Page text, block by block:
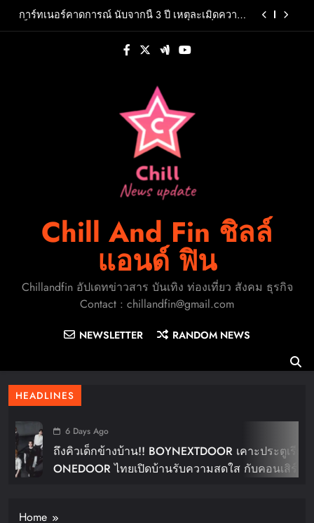
การ์ทเนอร์คาดการณ์ นับจากนี้ 3 ปี เหตุละเมิดความ
นครปฐมยกระดับ “กล้วยไม้-สินค้าเกษตรคุณภาพ”
ขับเคลื่อนเศรษฐกิจฐานรากจัดมหกรรม “สีสรร
Recruitment Center ชวนพิสูจน์ฝีมือการต่อสู้ 8–9
สิงหาคมนี้เท่านั้น เข้าชมได้ไม่มีค่าใช้จ่าย!
“โบ๊ท-โอ๊ต” เผชิญบททดสอบครั้งใหม่ เมื่อความลับ
Pure Omega ถูกเปิดเผยใน “KNOT” EP.7
การ์ทเนอร์คาดการณ์ นับจากนี้ 3 ปี เหตุละเมิดความ
เป็นส่วนตัวส่วนใหญ่ จะเกิดจากการคาดเดาที่สรุป
โดย AI หรือ AI-Generated Inferences
นครปฐมยกระดับ “กล้วยไม้-สินค้าเกษตรคุณภาพ”
ขับเคลื่อนเศรษฐกิจฐานรากจัดมหกรรม “สีสรร
พรรณกล้วยไม้สินค้าเกษตรดีนครปฐมการันตี 2026”
ตั้งเป้าดึงนักท่องเที่ยวกว่า 3,000 คนสร้างเม็ดเงิน
‘พี่จอง–คัลแลน’ ชวนบุกร้าน A Shop For Killers:
Recruitment Center ชวนพิสูจน์ฝีมือการต่อสู้ 8–9
Chill And Fin ชิลล์
แอนด์ ฟิน
Chillandfin อัปเดทข่าวสาร บันเทิง ท่องเที่ยว สังคม ธุรกิจ
Contact : chillandfin@gmail.com
NEWSLETTER RANDOM NEWS
HEADLINES
6 Days Ago
ถึงคิวเด็กข้างบ้าน!! BOYNEXTDOOR เคาะประตูเรียก
ONEDOOR ไทยเปิดบ้านรับความสดใส กับคอนเสิร์ต
Home